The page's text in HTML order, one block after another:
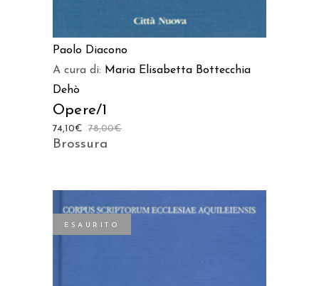
Paolo Diacono
A cura di: Maria Elisabetta Bottecchia
Dehò
Opere/1
78,00€
74,10€
Brossura
ESAURITO